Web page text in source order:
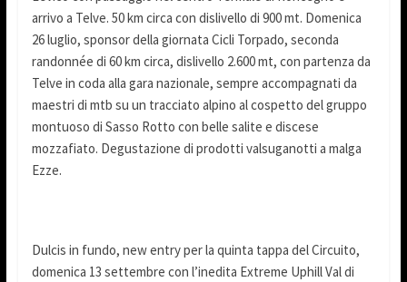
arrivo a Telve. 50 km circa con dislivello di 900 mt. Domenica
26 luglio, sponsor della giornata Cicli Torpado, seconda
randonnée di 60 km circa, dislivello 2.600 mt, con partenza da
Telve in coda alla gara nazionale, sempre accompagnati da
maestri di mtb su un tracciato alpino al cospetto del gruppo
montuoso di Sasso Rotto con belle salite e discese
mozzafiato. Degustazione di prodotti valsuganotti a malga
Ezze.
Dulcis in fundo, new entry per la quinta tappa del Circuito,
domenica 13 settembre con l’inedita Extreme Uphill Val di